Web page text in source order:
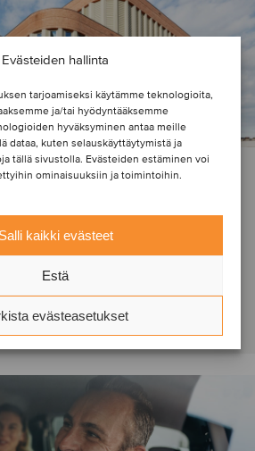
Evästeiden hallinta
tarjoamiseksi käytämme teknologioita,
ja/tai hyödyntääksemme
hyväksyminen antaa meille
dataa, kuten selauskäyttäytymistä ja
tällä sivustolla. Evästeiden estäminen voi
ominaisuuksiin ja toimintoihin.
Salli kaikki evästeet
Estä
evästeasetukset
TUKIPALVELUT |
acquired RB+